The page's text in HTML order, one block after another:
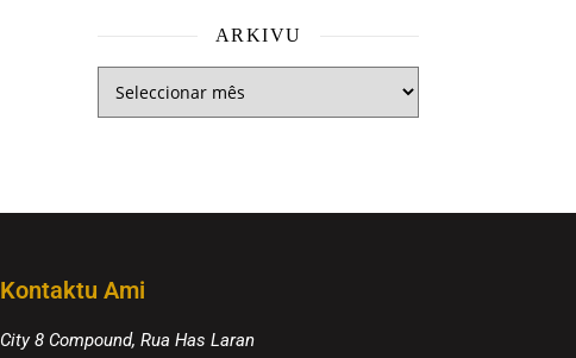
ARKIVU
Kontaktu Ami
City 8 Compound, Rua Has Laran